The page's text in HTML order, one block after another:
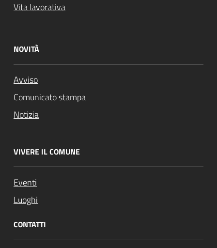
Vita lavorativa
NOVITÀ
Avviso
Comunicato stampa
Notizia
VIVERE IL COMUNE
Eventi
Luoghi
CONTATTI